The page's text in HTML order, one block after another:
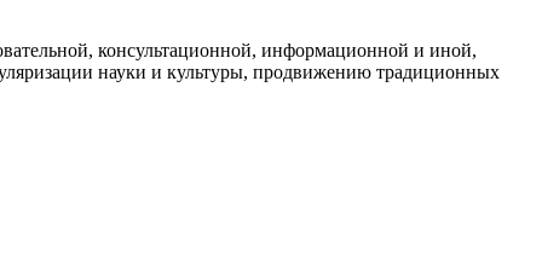
консультационной, информационной и иной,
науки и культуры, продвижению традиционных